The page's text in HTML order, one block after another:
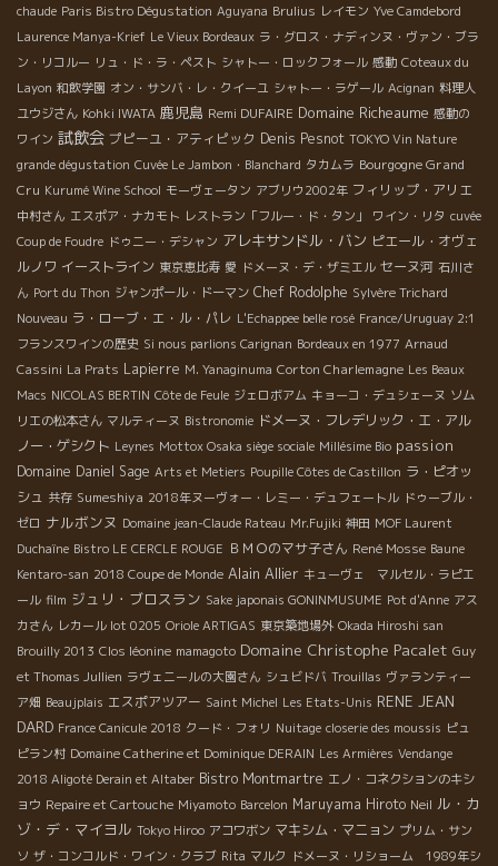
chaude Paris Bistro Dégustation Aguyana Brulius レイモン Yve Camdebord
Laurence Manya-Krief Le Vieux Bordeaux ラ・グロス・ナディンヌ・ヴァン・ブラ
ン・リコルー リュ・ド・ラ・ペスト シャトー・ロックフォール 感動 Coteaux du
Layon 和飲学園 オン・サンバ・レ・クイーユ シャトー・ラゲール Acignan 料理人
ユウジさん Kohki IWATA 鹿児島 Remi DUFAIRE Domaine Richeaume 感動の
ワイン 試飲会 プピーユ・アティピック Denis Pesnot TOKYO Vin Nature
grande dégustation Cuvée Le Jambon・Blanchard タカムラ Bourgogne Grand
Cru Kurumé Wine School モーヴェータン アブリウ2002年 フィリップ・アリエ
中村さん エスポア・ナカモト レストラン「フルー・ド・タン」 ワイン・リタ cuvée
Coup de Foudre ドゥニー・デシャン アレキサンドル・バン ピエール・オヴェ
ルノワ イーストライン 東京恵比寿 愛 ドメーヌ・デ・ザミエル セーヌ河 石川さ
ん Port du Thon ジャンポール・ドーマン Chef Rodolphe Sylvère Trichard
Nouveau ラ・ローブ・エ・ル・パレ L'Echappee belle rosé France/Uruguay 2:1
フランスワインの歴史 Si nous parlions Carignan Bordeaux en 1977 Arnaud
Cassini La Prats Lapierre M. Yanaginuma Corton Charlemagne Les Beaux
Macs NICOLAS BERTIN Côte de Feule ジェロボアム キョーコ・デュシェーヌ ソム
リエの松本さん マルティーヌ Bistronomie ドメーヌ・フレデリック・エ・アル
ノー・ゲシクト Leynes Mottox Osaka siège sociale Millésime Bio passion
Domaine Daniel Sage Arts et Metiers Poupille Côtes de Castillon ラ・ピオッ
シュ 共存 Sumeshiya 2018年ヌーヴォー・レミー・デュフェートル ドゥーブル・
ゼロ ナルボンヌ Domaine jean-Claude Rateau Mr.Fujiki 神田 MOF Laurent
Duchaîne Bistro LE CERCLE ROUGE ＢＭＯのマサ子さん René Mosse Baune
Kentaro-san 2018 Coupe de Monde Alain Allier キューヴェ マルセル・ラピエ
ール film ジュリ・ブロスラン Sake japonais GONINMUSUME Pot d'Anne アス
カさん レカール lot 0205 Oriole ARTIGAS 東京築地場外 Okada Hiroshi san
Brouilly 2013 Clos léonine mamagoto Domaine Christophe Pacalet Guy
et Thomas Jullien ラヴェニールの大園さん シュビドバ Trouillas ヴァランティー
ア畑 Beaujplais エスポアツアー Saint Michel Les Etats-Unis RENE JEAN
DARD France Canicule 2018 クード・フォリ Nuitage closerie des moussis ピュ
ピラン村 Domaine Catherine et Dominique DERAIN Les Armières Vendange
2018 Aligoté Derain et Altaber Bistro Montmartre エノ・コネクションのキシ
ョウ Repaire et Cartouche Miyamoto Barcelon Maruyama Hiroto Neil ル・カ
ゾ・デ・マイヨル Tokyo Hiroo アコワボン マキシム・マニョン プリム・サン
ソ ザ・コンコルド・ワイン・クラブ Rita マルク ドメーヌ・リショーム 1989年シ